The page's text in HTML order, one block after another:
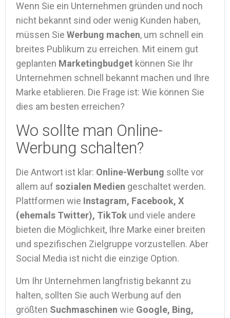
Wenn Sie ein Unternehmen gründen und noch
nicht bekannt sind oder wenig Kunden haben,
müssen Sie Werbung machen, um schnell ein
breites Publikum zu erreichen. Mit einem gut
geplanten Marketingbudget können Sie Ihr
Unternehmen schnell bekannt machen und Ihre
Marke etablieren. Die Frage ist: Wie können Sie
dies am besten erreichen?
Wo sollte man Online-
Werbung schalten?
Die Antwort ist klar: Online-Werbung sollte vor
allem auf sozialen Medien geschaltet werden.
Plattformen wie Instagram, Facebook, X
(ehemals Twitter), TikTok und viele andere
bieten die Möglichkeit, Ihre Marke einer breiten
und spezifischen Zielgruppe vorzustellen. Aber
Social Media ist nicht die einzige Option.
Um Ihr Unternehmen langfristig bekannt zu
halten, sollten Sie auch Werbung auf den
größten Suchmaschinen wie Google, Bing,